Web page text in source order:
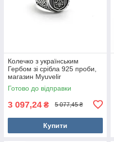
Колечко з українським
Гербом зі срібла 925 проби,
магазин Myuvelir
Готово до відправки
3 097,24 ₴ 5 077,45 ₴
Купити